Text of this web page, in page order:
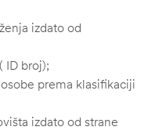
izdato od
ID broj);
prema klasifikaciji
izdato od strane